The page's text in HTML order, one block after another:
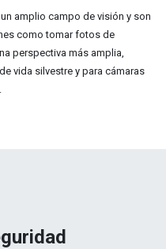
amplio campo de visión y son
como tomar fotos de
perspectiva más amplia,
vida silvestre y para cámaras